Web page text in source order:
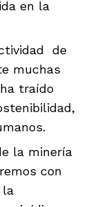
en la
de
muchas
traído
la minería
con
la